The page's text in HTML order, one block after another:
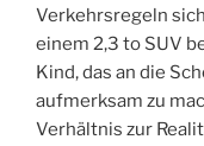
Verkehrsregeln
einem 2,3 to SUV
Kind, das an die
aufmerksam zu
Verhältnis zur